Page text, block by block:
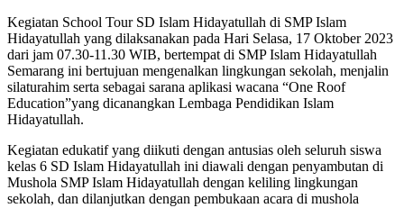
Kegiatan School Tour SD Islam Hidayatullah di SMP Islam
Hidayatullah yang dilaksanakan pada Hari Selasa, 17 Oktober 2023
dari jam 07.30-11.30 WIB, bertempat di SMP Islam Hidayatullah
Semarang ini bertujuan mengenalkan lingkungan sekolah, menjalin
silaturahim serta sebagai sarana aplikasi wacana “One Roof
Education”yang dicanangkan Lembaga Pendidikan Islam
Hidayatullah.
Kegiatan edukatif yang diikuti dengan antusias oleh seluruh siswa
kelas 6 SD Islam Hidayatullah ini diawali dengan penyambutan di
Mushola SMP Islam Hidayatullah dengan keliling lingkungan
sekolah, dan dilanjutkan dengan pembukaan acara di mushola